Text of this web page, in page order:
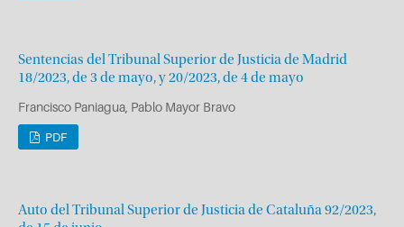
Sentencias del Tribunal Superior de Justicia de Madrid
18/2023, de 3 de mayo, y 20/2023, de 4 de mayo
Francisco Paniagua, Pablo Mayor Bravo
PDF
Auto del Tribunal Superior de Justicia de Cataluña 92/2023,